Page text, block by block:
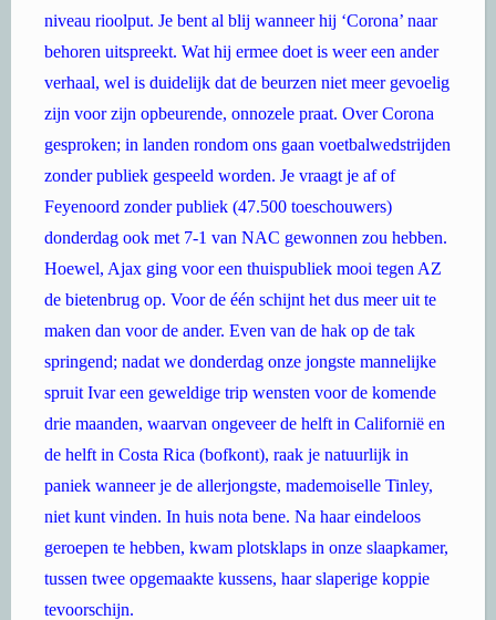
niveau rioolput. Je bent al blij wanneer hij ‘Corona’ naar
behoren uitspreekt. Wat hij ermee doet is weer een ander
verhaal, wel is duidelijk dat de beurzen niet meer gevoelig
zijn voor zijn opbeurende, onnozele praat. Over Corona
gesproken; in landen rondom ons gaan voetbalwedstrijden
zonder publiek gespeeld worden. Je vraagt je af of
Feyenoord zonder publiek (47.500 toeschouwers)
donderdag ook met 7-1 van NAC gewonnen zou hebben.
Hoewel, Ajax ging voor een thuispubliek mooi tegen AZ
de bietenbrug op. Voor de één schijnt het dus meer uit te
maken dan voor de ander. Even van de hak op de tak
springend; nadat we donderdag onze jongste mannelijke
spruit Ivar een geweldige trip wensten voor de komende
drie maanden, waarvan ongeveer de helft in Californië en
de helft in Costa Rica (bofkont), raak je natuurlijk in
paniek wanneer je de allerjongste, mademoiselle Tinley,
niet kunt vinden. In huis nota bene. Na haar eindeloos
geroepen te hebben, kwam plotsklaps in onze slaapkamer,
tussen twee opgemaakte kussens, haar slaperige koppie
tevoorschijn.